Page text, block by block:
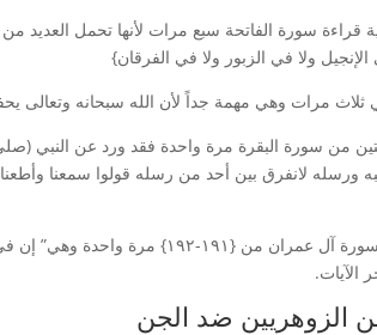
قراءة سورة الفاتحة سبع مرات لأنها تحمل العديد
ولا في الزبور ولا في الفرقان}
ثلاث مرات وهي مهمة جداً لأن الله سبحانه
من سورة البقرة مرة واحدة فقد ورد عن النبي
ورسله لانفرق بين أحد من رسله قولوا سمعنا
قراءة الآيات في سورة آل
الآيات.
الزوهريين ضد الجن